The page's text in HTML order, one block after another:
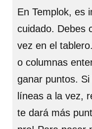
En Templok, es
cuidado. Debes
vez en el
o columnas
ganar puntos.
líneas a la vez,
te dará más